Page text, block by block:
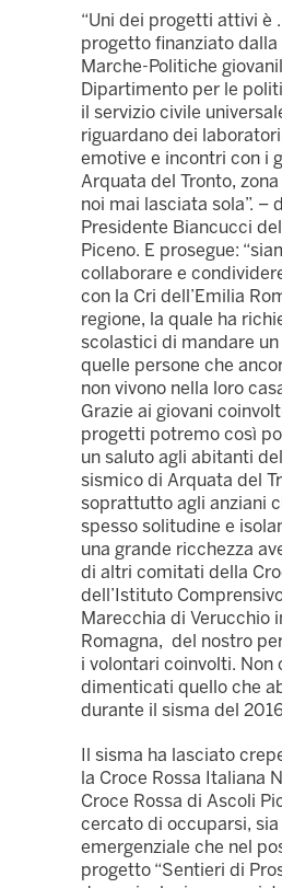
“Uni dei progetti attivi è .
progetto finanziato dalla
Marche-Politiche
Dipartimento per le
il servizio civile
riguardano dei
emotive e incontri con i
Arquata del Tronto,
noi mai lasciata sola”. –
Presidente Biancucci
Piceno. E prosegue:
collaborare e
con la Cri dell’Emilia
regione, la quale ha
scolastici di mandare
quelle persone che
non vivono nella loro
Grazie ai giovani
progetti potremo così
un saluto agli abitanti
sismico di Arquata del
soprattutto agli anziani
spesso solitudine e
una grande ricchezza
di altri comitati della
dell’Istituto
Marecchia di Verucchio
Romagna, del nostro
i volontari coinvolti. Non
dimenticati quello che
durante il sisma del
Il sisma ha lasciato
la Croce Rossa Italiana
Croce Rossa di Ascoli
cercato di occuparsi,
emergenziale che nel
progetto “Sentieri di